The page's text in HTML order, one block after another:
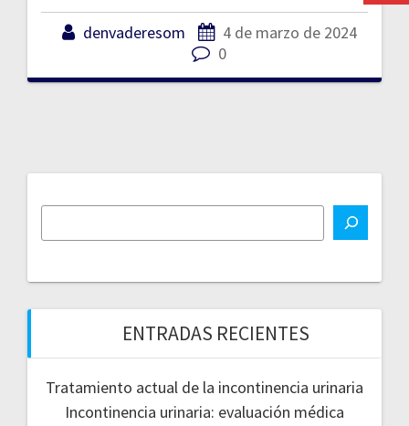
denvaderesom
4 de marzo de 2024
0
ENTRADAS RECIENTES
Tratamiento actual de la incontinencia urinaria
Incontinencia urinaria: evaluación médica